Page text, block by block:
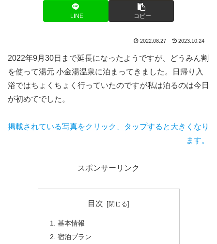
LINE コピー
2022.08.27 2023.10.24
2022年9月30日まで延長になったようですが、どうみん割
を使って湯元 小金湯温泉に泊まってきました。日帰り入
浴ではちょくちょく行っていたのですが私は泊るのは今日
が初めてでした。
掲載されている写真をクリック、タップすると大きくなり
ます。
スポンサーリンク
目次
基本情報
宿泊プラン